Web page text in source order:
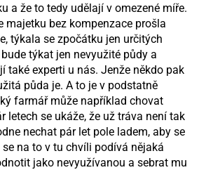
a že to tedy udělají v omezené míře.
majetku bez kompenzace prošla
týkala se zpočátku jen určitých
týkat jen nevyužité půdy a
také experti u nás. Jenže někdo pak
půda je. A to je v podstatně
farmář může například chovat
letech se ukáže, že už tráva není tak
nechat pár let pole ladem, aby se
na to v tu chvíli podívá nějaká
jako nevyužívanou a sebrat mu